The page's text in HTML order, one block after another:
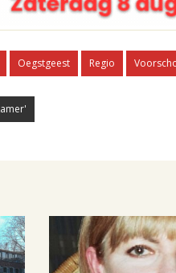
Oegstgeest Regio